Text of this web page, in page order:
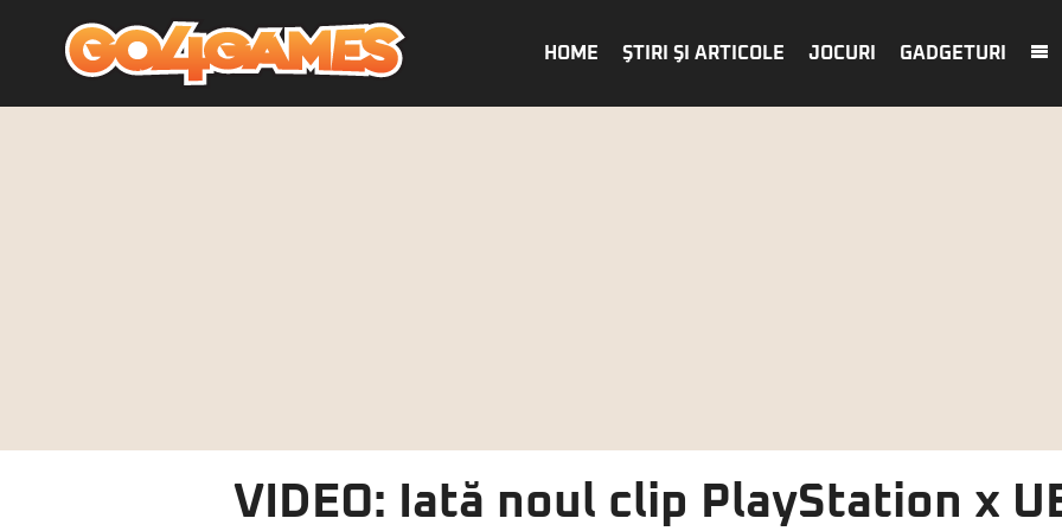
HOME ŞTIRI ŞI ARTICOLE JOCURI GADGETURI
VIDEO: Iată noul clip PlayStation x